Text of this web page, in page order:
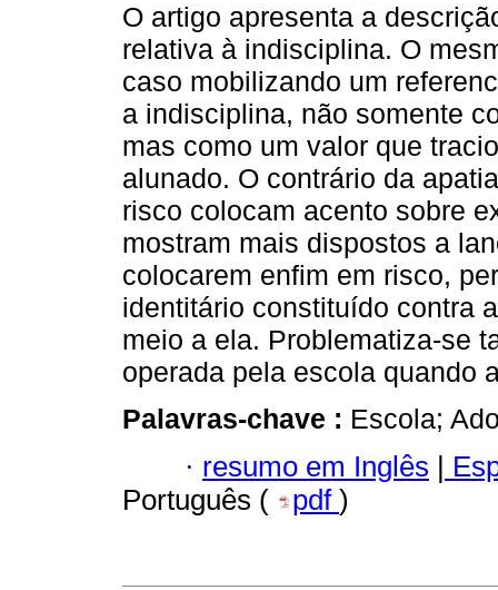
O artigo apresenta a
relativa à indisciplina. O
caso mobilizando um
a indisciplina, não somente
mas como um valor que
alunado. O contrário da
risco colocam acento sobre
mostram mais dispostos a
colocarem enfim em risco,
identitário constituído contra
meio a ela. Problematiza-se
operada pela escola quando
Palavras-chave : Escola;
· resumo em Inglês |
Português (
pdf )